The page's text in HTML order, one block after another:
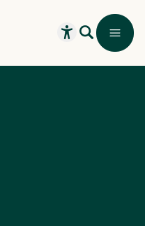
Recherche
Ouvrir leMenu